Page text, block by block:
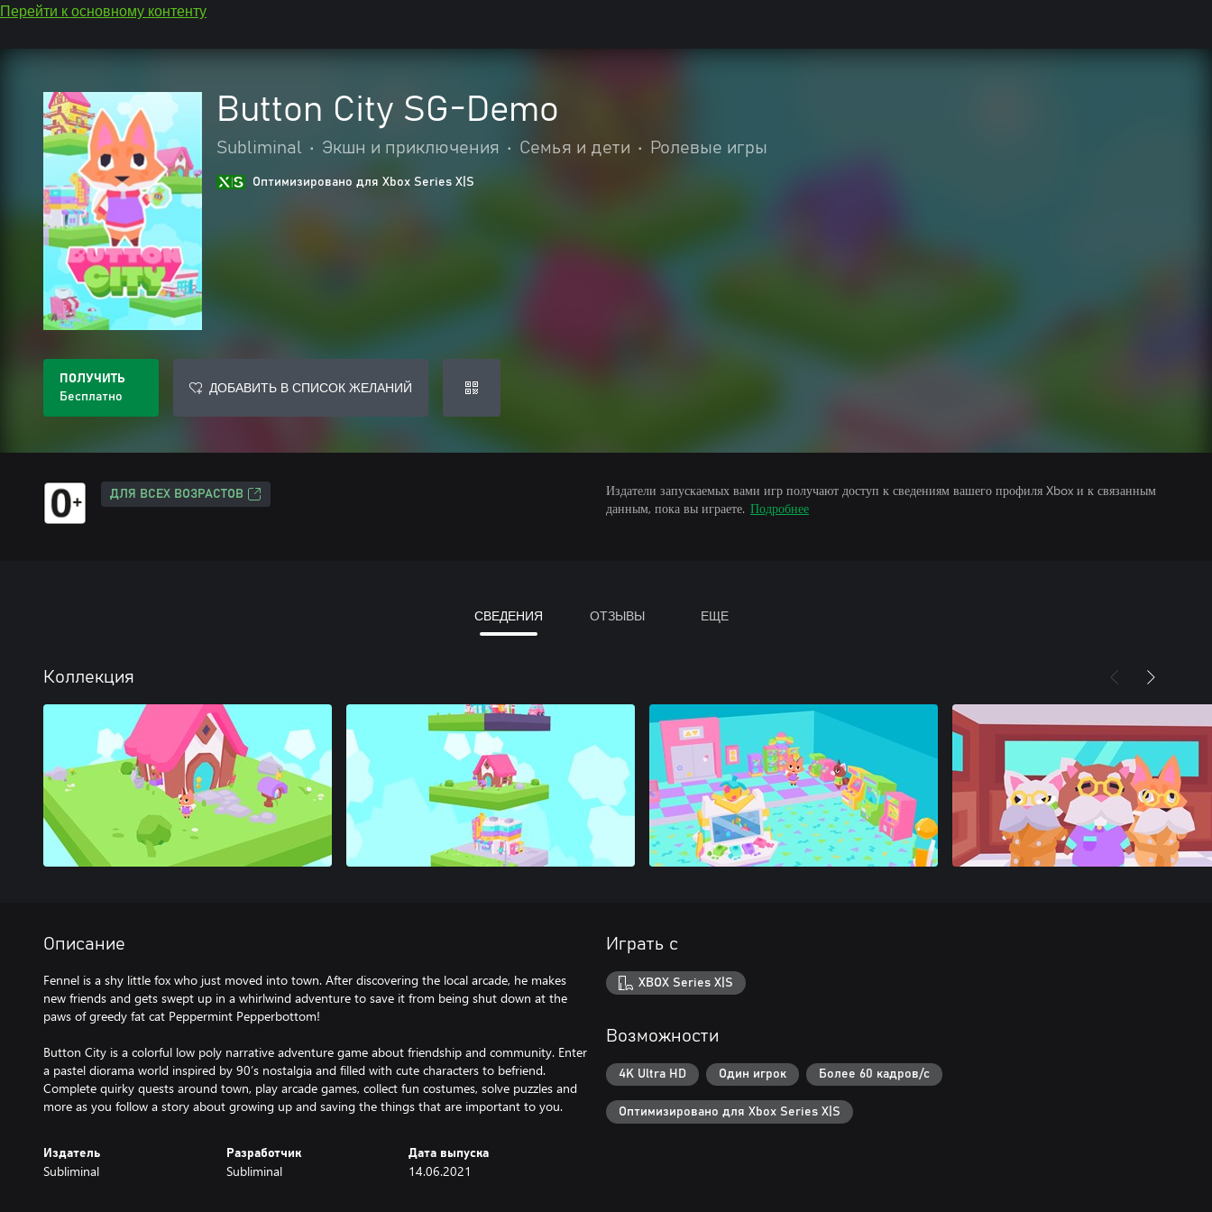
Перейти к основному контенту
Button City SG-Demo
Subliminal • Экшн и приключения • Семья и дети • Ролевые игры
Оптимизировано для Xbox Series X|S
ПОЛУЧИТЬ
Бесплатно
ДОБАВИТЬ В СПИСОК ЖЕЛАНИЙ
ДЛЯ ВСЕХ ВОЗРАСТОВ
Издатели запускаемых вами игр получают доступ к сведениям вашего профиля Xbox и к связанным
данным, пока вы играете. Подробнее
СВЕДЕНИЯ ОТЗЫВЫ ЕЩЕ
Коллекция
Описание
Fennel is a shy little fox who just moved into town. After discovering the local arcade, he makes
new friends and gets swept up in a whirlwind adventure to save it from being shut down at the
paws of greedy fat cat Peppermint Pepperbottom!
Button City is a colorful low poly narrative adventure game about friendship and community. Enter
a pastel diorama world inspired by 90’s nostalgia and filled with cute characters to befriend.
Complete quirky quests around town, play arcade games, collect fun costumes, solve puzzles and
more as you follow a story about growing up and saving the things that are important to you.
Издатель
Subliminal
Разработчик
Subliminal
Дата выпуска
14.06.2021
Играть с
XBOX Series X|S
Возможности
4K Ultra HD Один игрок Более 60 кадров/с
Оптимизировано для Xbox Series X|S